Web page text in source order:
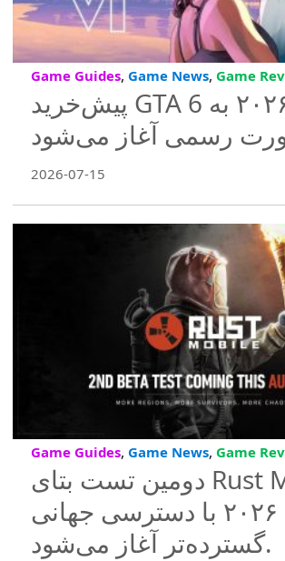
Game Guides, Game News, Game
پیش‌خرید GTA 6 از ۲۵ ژوئن ۲۰۲۶ به
رسمی آغاز می‌شود
2026-07-15
Game Guides, Game News, Game
دومین تست بتای Rust Mobile در
اوت ۲۰۲۶ با دسترسی جهانی
گسترده‌تر آغاز می‌شود.